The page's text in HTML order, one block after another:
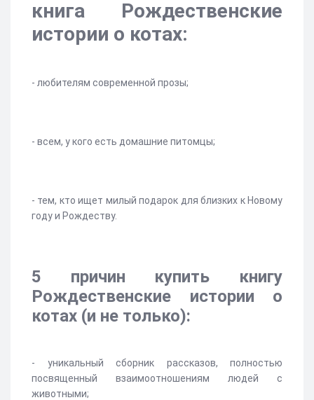
книга Рождественские
истории о котах:
- любителям современной прозы;
- всем, у кого есть домашние питомцы;
- тем, кто ищет милый подарок для близких к Новому
году и Рождеству.
5 причин купить книгу
Рождественские истории о
котах (и не только):
- уникальный сборник рассказов, полностью
посвященный взаимоотношениям людей с
животными;